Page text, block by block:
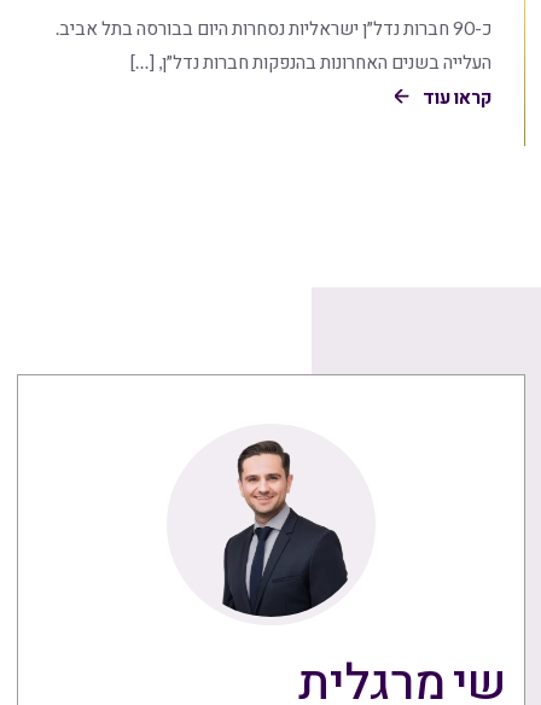
כ-90 חברות נדל״ן ישראליות נסחרות היום בבורסה בתל אביב.
העלייה בשנים האחרונות בהנפקות חברות נדל״ן, […]
קראו עוד
שי מרגלית